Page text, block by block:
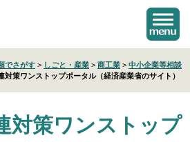
でさがす > しごと・産業 > 商工業 > 中小企業等相談
対策ワンストップポータル（経済産業省のサイト）
対策ワンストップ